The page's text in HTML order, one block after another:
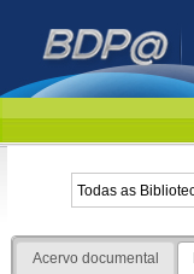
Acervo documental